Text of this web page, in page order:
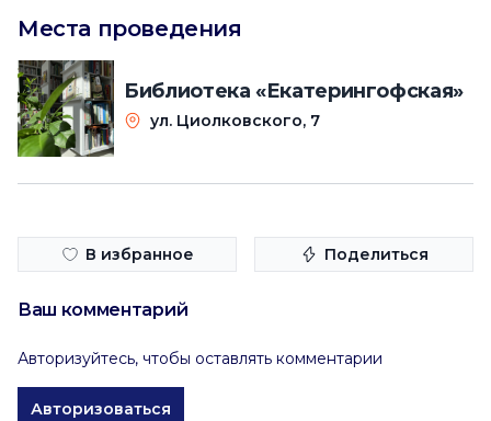
Места проведения
Библиотека «Екатерингофская»
ул. Циолковского, 7
В избранное Поделиться
Ваш комментарий
Авторизуйтесь, чтобы оставлять комментарии
Авторизоваться